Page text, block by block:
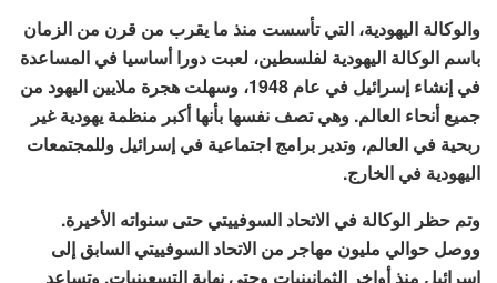
والوكالة اليهودية، التي تأسست منذ ما يقرب من قرن من الزمان
باسم الوكالة اليهودية لفلسطين، لعبت دورا أساسيا في المساعدة
في إنشاء إسرائيل في عام 1948، وسهلت هجرة ملايين اليهود من
جميع أنحاء العالم. وهي تصف نفسها بأنها أكبر منظمة يهودية غير
ربحية في العالم، وتدير برامج اجتماعية في إسرائيل وللمجتمعات
اليهودية في الخارج.
وتم حظر الوكالة في الاتحاد السوفييتي حتى سنواته الأخيرة.
ووصل حوالي مليون مهاجر من الاتحاد السوفييتي السابق إلى
إسرائيل منذ أواخر الثمانينيات وحتى نهاية التسعينيات. وتساعد